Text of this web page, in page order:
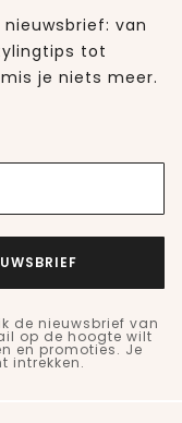
van
tot
je niets meer.
de nieuwsbrief van
op de hoogte wilt
en promoties. Je
intrekken.